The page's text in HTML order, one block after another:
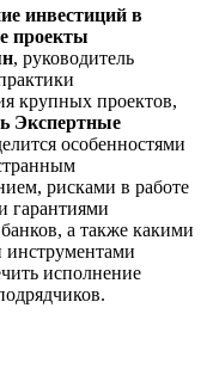
инвестиций в
проекты
, руководитель
крупных проектов,
Экспертные
особенностями
рисками в работе
гарантиями
а также какими
исполнение